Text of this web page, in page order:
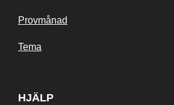
Provmånad
Tema
HJÄLP